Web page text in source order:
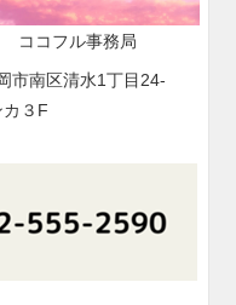
ココフル事務局
市南区清水1丁目24-
３F